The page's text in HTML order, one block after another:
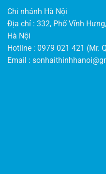
Chi nhánh Hà Nội
Địa chỉ : 332, Phố Vĩnh
Hà Nội
Hotline : 0979 021 421 (Mr.
Email :